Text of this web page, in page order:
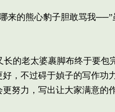
来的熊心豹子胆敢骂我
老太婆裹脚布终于要包
，不过碍于媜子的写作
努力，写出让大家满意的